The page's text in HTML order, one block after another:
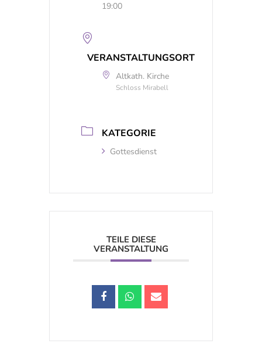
19:00
VERANSTALTUNGSORT
Altkath. Kirche
Schloss Mirabell
KATEGORIE
Gottesdienst
TEILE DIESE
VERANSTALTUNG